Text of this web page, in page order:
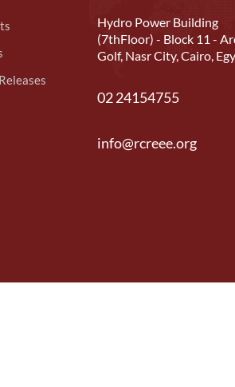
Hydro Power Building
(7thFloor) - Block 11 -
Golf, Nasr City, Cairo,
02 24154755
info@rcreee.org